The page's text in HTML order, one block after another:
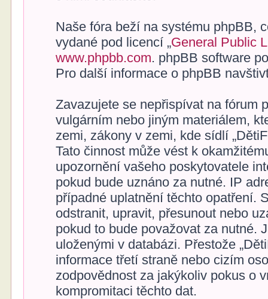
Naše fóra beží na systému phpBB,
vydané pod licencí „General Public
www.phpbb.com. phpBB software
Pro další informace o phpBB
Zavazujete se nepřispívat na fórum
vulgárním nebo jiným materiálem,
zemi, zákony v zemi, kde sídlí
Tato činnost může vést k
upozornění vašeho poskytovatele
pokud bude uznáno za nutné. IP
případné uplatnění těchto opatření.
odstranit, upravit, přesunout nebo
pokud to bude považovat za nutné.
uloženými v databázi. Přestože
informace třetí straně nebo cizím
zodpovědnost za jakýkoliv pokus o
kompromitaci těchto dat.